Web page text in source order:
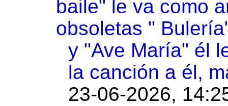
baile" le va como
obsoletas "
y "Ave María" él
la canción a él,
23-06-2026,